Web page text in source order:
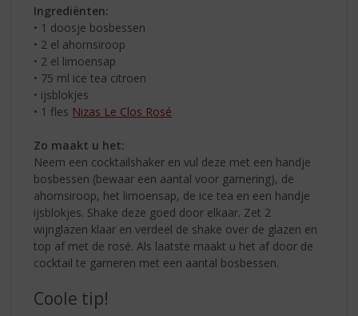
Ingrediënten:
• 1 doosje bosbessen
• 2 el ahornsiroop
• 2 el limoensap
• 75 ml ice tea citroen
• ijsblokjes
• 1 fles Nizas Le Clos Rosé
Zo maakt u het:
Neem een cocktailshaker en vul deze met een handje
bosbessen (bewaar een aantal voor garnering), de
ahornsiroop, het limoensap, de ice tea en een handje
ijsblokjes. Shake deze goed door elkaar. Zet 2
wijnglazen klaar en verdeel de shake over de glazen en
top af met de rosé. Als laatste maakt u het af door de
cocktail te garneren met een aantal bosbessen.
Coole tip!